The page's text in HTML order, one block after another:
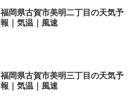
福岡県古賀市美明二丁目の天気予
報｜気温｜風速
福岡県古賀市美明三丁目の天気予
報｜気温｜風速